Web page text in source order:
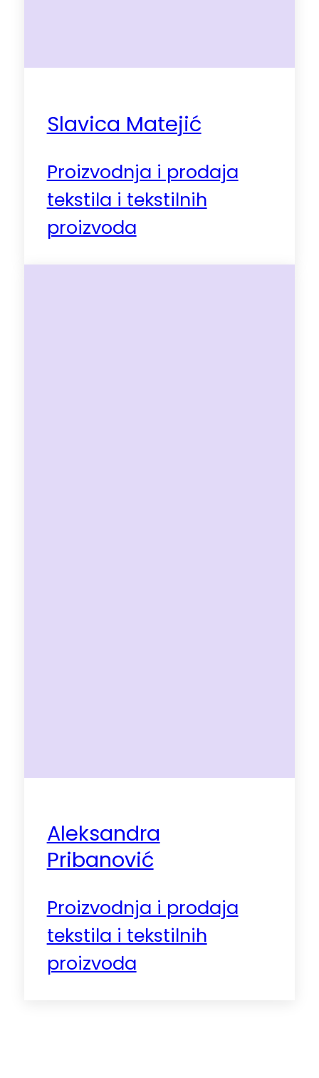
Slavica Matejić
Proizvodnja i prodaja
tekstila i tekstilnih
proizvoda
Aleksandra
Pribanović
Proizvodnja i prodaja
tekstila i tekstilnih
proizvoda